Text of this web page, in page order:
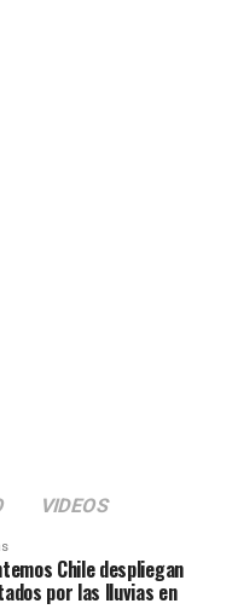
VIDEOS
Chile despliegan
por las lluvias en